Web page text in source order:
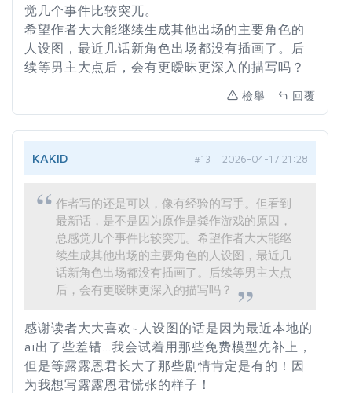
觉几个事件比较突兀。
希望作者大大能继续生成其他出场的主要角色的
人设图，最近几话新角色出场都没有插画了。后
续等男主大点后，会有更暧昧更深入的描写吗？
檢舉 回覆
KAKID #13 2026-04-17 21:28
作者写的还是可以，像有经验的写手。但看到
最新话，是不是因为原作是粪作游戏的原因，
总感觉几个事件比较突兀。希望作者大大能继
续生成其他出场的主要角色的人设图，最近几
话新角色出场都没有插画了。后续等男主大点
后，会有更暧昧更深入的描写吗？
感谢读者大大喜欢~人设图的话是因为最近本地的
ai出了些差错...我会试着用那些免费模型先补上，
但是等露露恩君长大了那些剧情肯定是有的！因
为我想写露露恩君慌张的样子！